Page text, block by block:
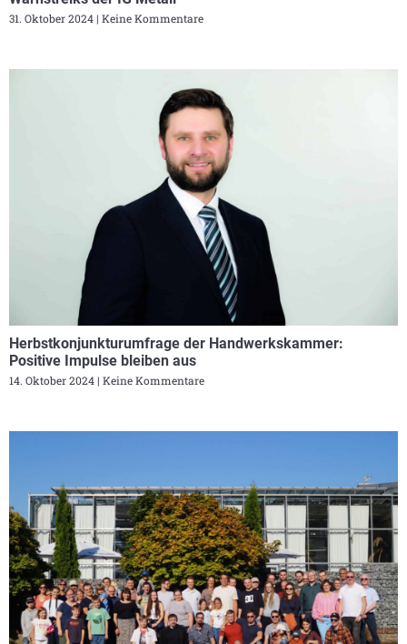
31. Oktober 2024 Keine Kommentare
Herbstkonjunkturumfrage der Handwerkskammer:
Positive Impulse bleiben aus
14. Oktober 2024 Keine Kommentare